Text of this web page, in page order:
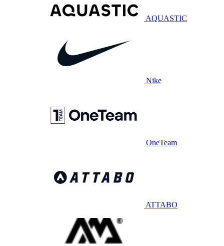
AQUASTIC
Nike
OneTeam
ATTABO